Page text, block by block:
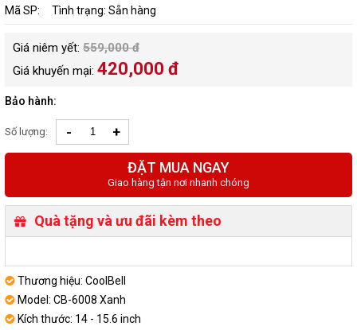
Mã SP: Tình trạng: Sẵn hàng
Giá niêm yết: 559,000 đ
Giá khuyến mại: 420,000 đ
Bảo hành:
Số lượng: - +
ĐẶT MUA NGAY
Giao hàng tận nơi nhanh chóng
Quà tặng và ưu đãi kèm theo
Thương hiệu: CoolBell
Model: CB-6008 Xanh
Kích thước: 14 - 15.6 inch